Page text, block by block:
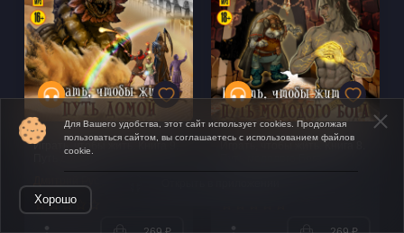
Играть, чтобы жить. Книга 9.
Путь домой
Играть, чтобы жить. Книга 8.
Для Вашего удобства, этот сайт использует cookies. Продолжая
пользоваться сайтом, вы соглашаетесь с использованием файлов
cookie.
Хорошо